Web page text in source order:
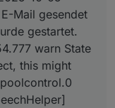
E-Mail-
info
warn	State
Mail gesendet
gestartet.
warn State
this might